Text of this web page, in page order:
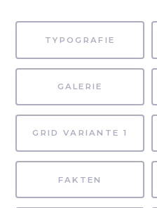
TYPOGRAFIE
GALERIE
GRID VARIANTE 1
FAKTEN